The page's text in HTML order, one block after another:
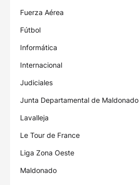
Fuerza Aérea
Fútbol
Informática
Internacional
Judiciales
Junta Departamental de Maldonado
Lavalleja
Le Tour de France
Liga Zona Oeste
Maldonado